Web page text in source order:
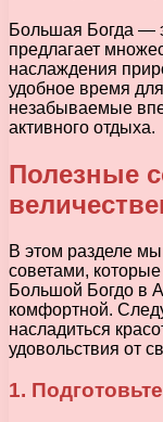
Большая Богда —
предлагает
наслаждения
удобное время
незабываемые
активного отдыха.
Полезные
В этом разделе
советами,
Большой Богдо в
комфортной.
насладиться
удовольствия от
1.